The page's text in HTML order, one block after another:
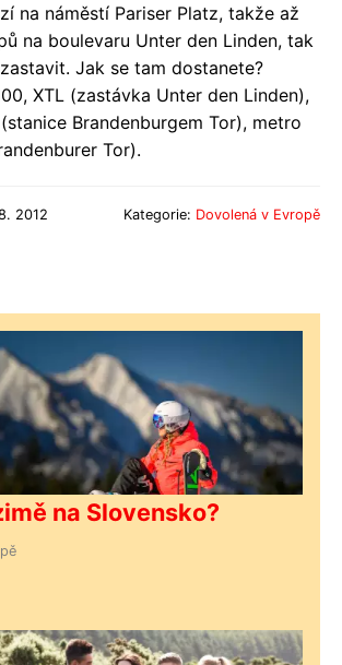
na náměstí Pariser Platz, takže až
na boulevaru Unter den Linden, tak
Jak se tam dostanete?
XTL (zastávka Unter den Linden),
Brandenburgem Tor), metro
Tor).
2012 Kategorie: Dovolená v Evropě
na Slovensko?